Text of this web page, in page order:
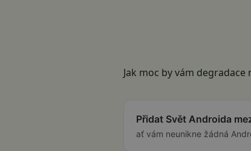
Jak moc by vám degradace
Přidat Svět Androida
ať vám neunikne žádná